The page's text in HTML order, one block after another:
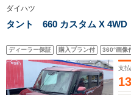
ダイハツ
タント 660 カスタム X 4WD
ディーラー保証 購入プラン付 360°画像
支